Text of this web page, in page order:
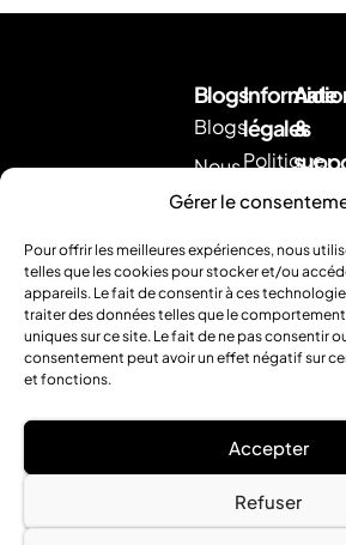
Gérer le
Pour offrir les meilleures expériences, nous
telles que les cookies pour stocker et/ou
appareils. Le fait de consentir à ces
traiter des données telles que le
uniques sur ce site. Le fait de ne pas consentir
consentement peut avoir un effet négatif sur
et fonctions.
Accepter
Refuser
Blogs
Blogs
Nous
contacter
remboursement
FAQ
légales
Politique
Mentions
légales
Aide
&
nous
un
mail.
Ou
nous
par
: